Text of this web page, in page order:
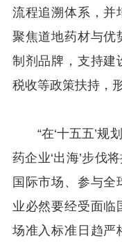
流程追溯体系，并
聚焦道地药材与优
制剂品牌，支持建
税收等政策扶持，
“在‘十五五’规
药企业‘出海’步伐
国际市场、参与全
业必然要经受面临
场准入标准日趋严